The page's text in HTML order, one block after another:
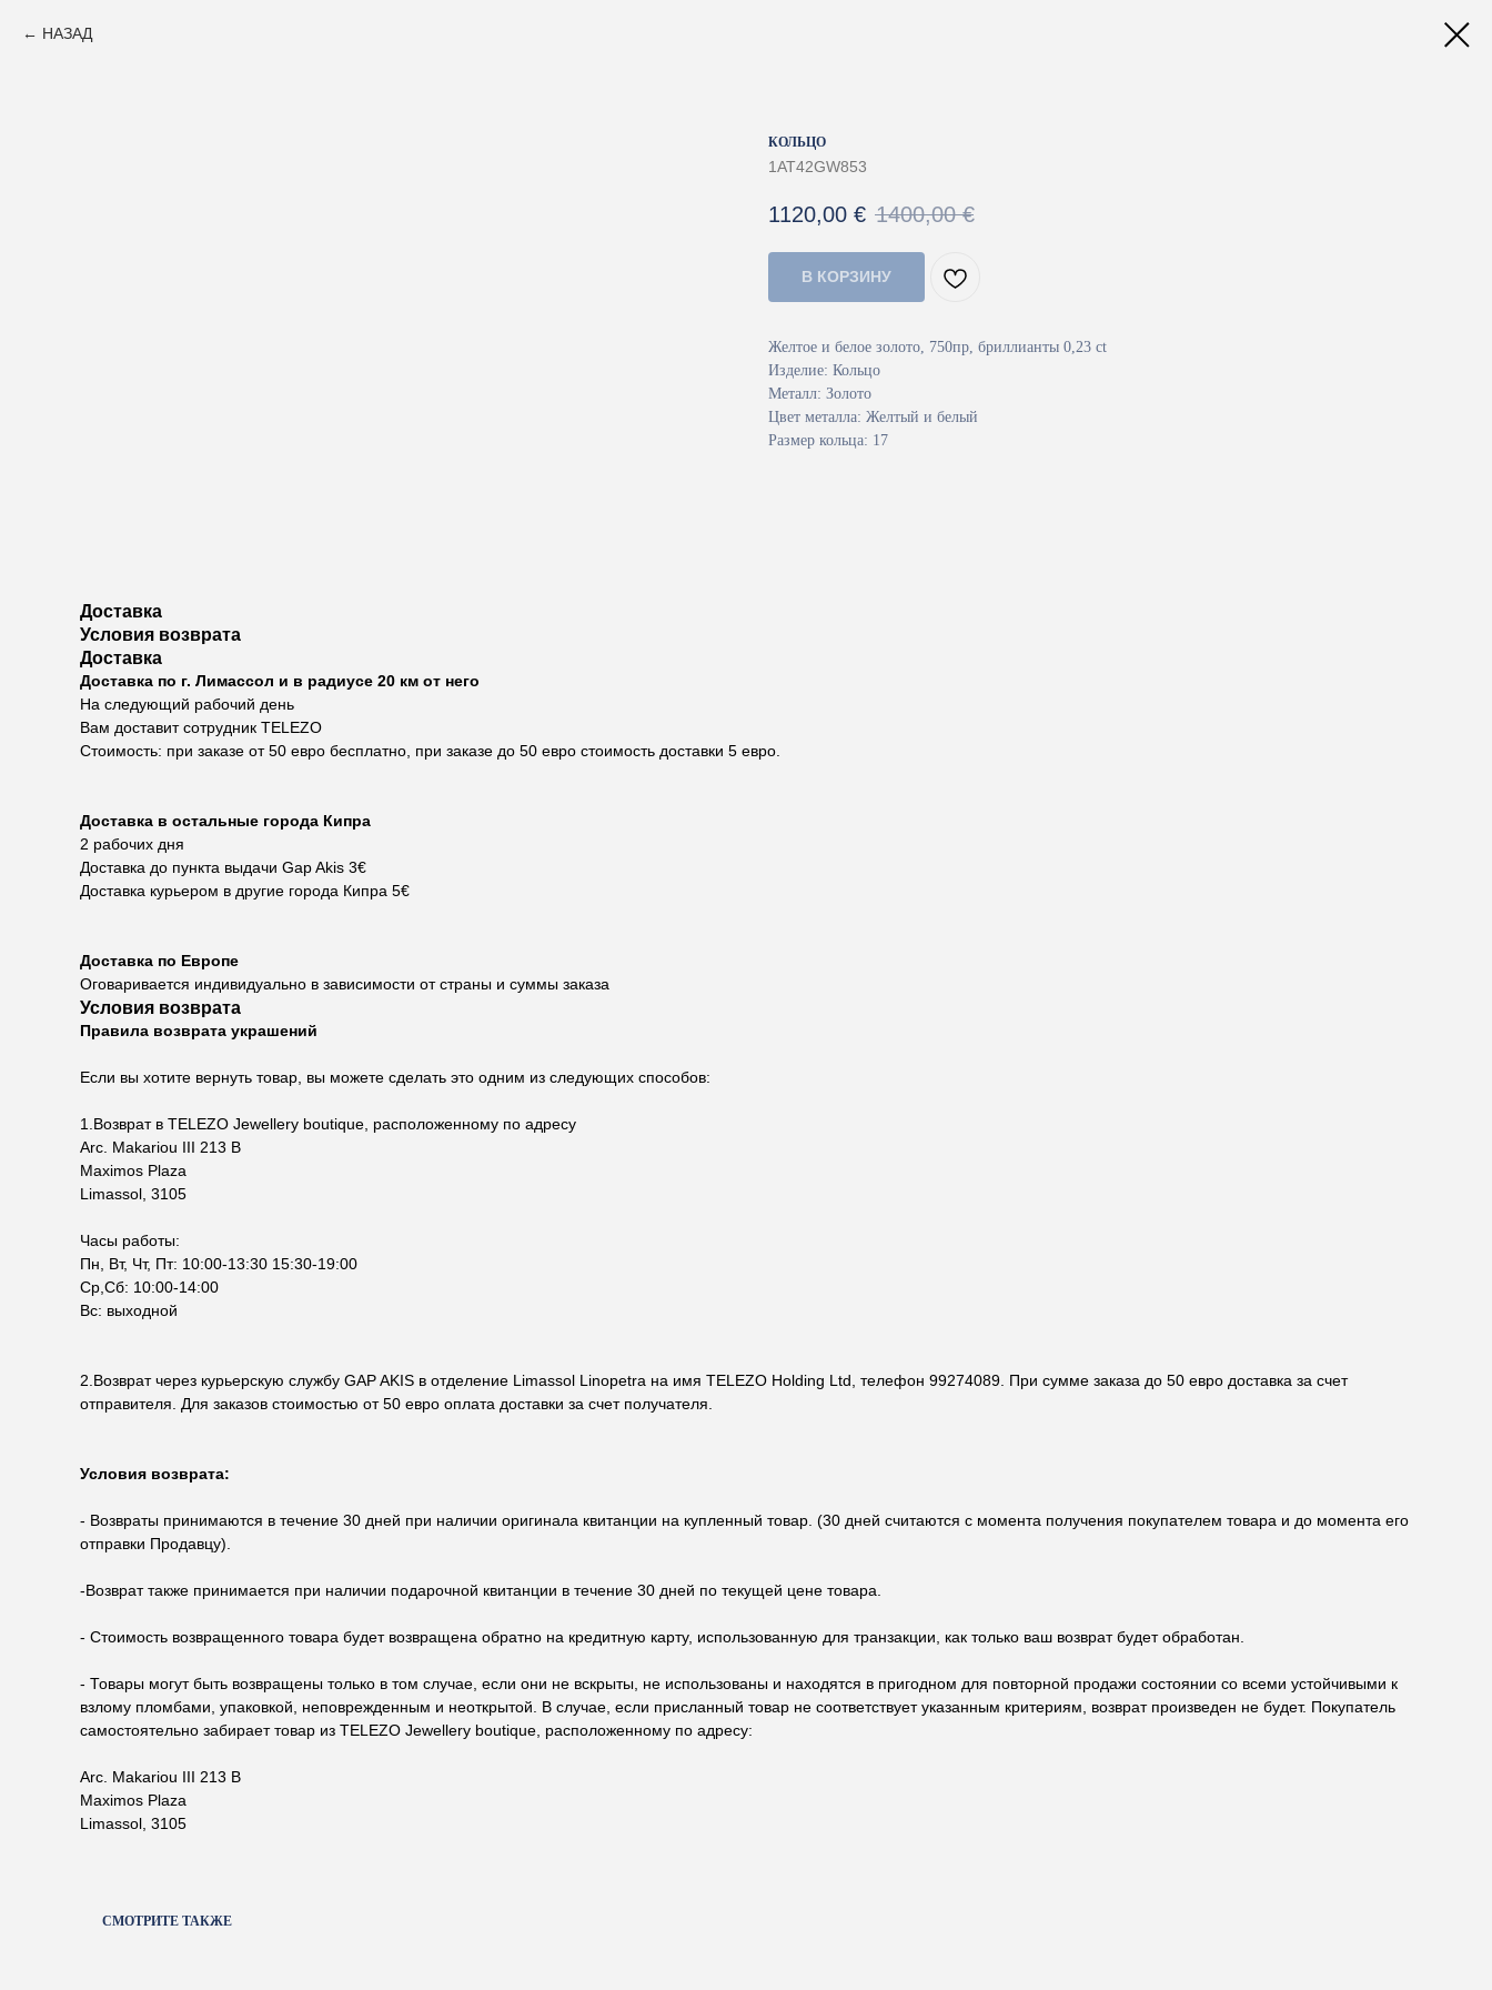
НАЗАД
КОЛЬЦО
1AT42GW853
1120,00 € 1400,00 €
В КОРЗИНУ
Желтое и белое золото, 750пр, бриллианты 0,23 ct
Изделие: Кольцо
Металл: Золото
Цвет металла: Желтый и белый
Размер кольца: 17
Доставка
Условия возврата
Доставка
Доставка по г. Лимассол и в радиусе 20 км от него
На следующий рабочий день
Вам доставит сотрудник TELEZO
Стоимость: при заказе от 50 евро бесплатно, при заказе до 50 евро стоимость доставки 5 евро.
Доставка в остальные города Кипра
2 рабочих дня
Доставка до пункта выдачи Gap Akis 3€
Доставка курьером в другие города Кипра 5€
Доставка по Европе
Оговаривается индивидуально в зависимости от страны и суммы заказа
Условия возврата
Правила возврата украшений
Если вы хотите вернуть товар, вы можете сделать это одним из следующих способов:
1.Возврат в TELEZO Jewellery boutique, расположенному по адресу
Arc. Makariou III 213 B
Maximos Plaza
Limassol, 3105
Часы работы:
Пн, Вт, Чт, Пт: 10:00-13:30 15:30-19:00
Ср,Сб: 10:00-14:00
Вс: выходной
2.Возврат через курьерскую службу GAP AKIS в отделение Limassol Linopetra на имя TELEZO Holding Ltd, телефон 99274089. При сумме заказа до 50 евро доставка за счет
отправителя. Для заказов стоимостью от 50 евро оплата доставки за счет получателя.
Условия возврата:
- Возвраты принимаются в течение 30 дней при наличии оригинала квитанции на купленный товар. (30 дней считаются с момента получения покупателем товара и до момента его
отправки Продавцу).
-Возврат также принимается при наличии подарочной квитанции в течение 30 дней по текущей цене товара.
- Стоимость возвращенного товара будет возвращена обратно на кредитную карту, использованную для транзакции, как только ваш возврат будет обработан.
- Товары могут быть возвращены только в том случае, если они не вскрыты, не использованы и находятся в пригодном для повторной продажи состоянии со всеми устойчивыми к
взлому пломбами, упаковкой, неповрежденным и неоткрытой. В случае, если присланный товар не соответствует указанным критериям, возврат произведен не будет. Покупатель
самостоятельно забирает товар из TELEZO Jewellery boutique, расположенному по адресу:
Arc. Makariou III 213 B
Maximos Plaza
Limassol, 3105
СМОТРИТЕ ТАКЖЕ